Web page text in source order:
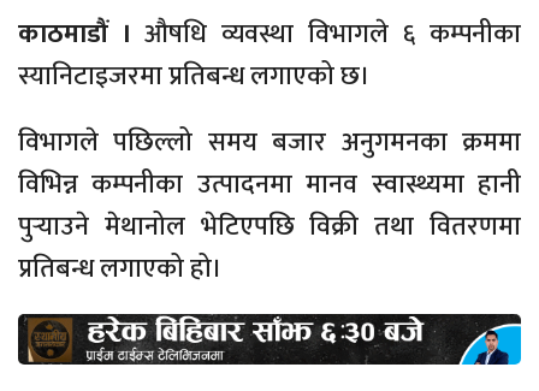
काठमाडौं ।औषधि व्यवस्था विभागले ६ कम्पनीका
स्यानिटाइजरमा प्रतिबन्ध लगाएको छ।
विभागले पछिल्लो समय बजार अनुगमनका क्रममा
विभिन्न कम्पनीका उत्पादनमा मानव स्वास्थ्यमा हानी
पुर्‍याउने मेथानोल भेटिएपछि विक्री तथा वितरणमा
प्रतिबन्ध लगाएको हो।